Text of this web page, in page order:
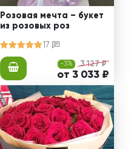
Розовая мечта – букет
из розовых роз
17
-3% 3 127 ₽
от 3 033 ₽